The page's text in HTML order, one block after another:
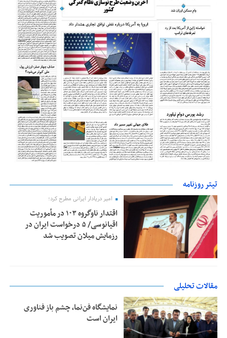
تیتر روزنامه
امیر دریادار ایرانی مطرح کرد؛
اقتدار ناوگروه ۱۰۳ در مأموریت‌
اقیانوسی/ ۵ درخواست ایران در
رزمایش میلان تصویب شد
مقالات تحلیلی
نمایشگاه فن‌نما، چشم باز فناوری
ایران است